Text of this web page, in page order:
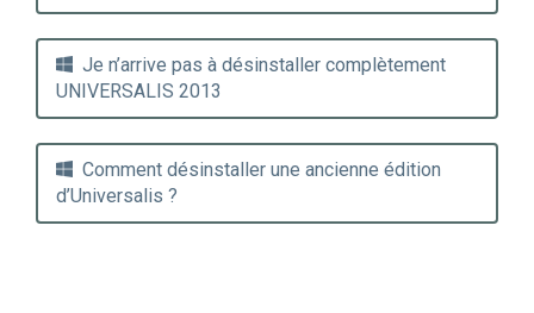
Je n’arrive pas à désinstaller complètement
UNIVERSALIS 2013
Comment désinstaller une ancienne édition
d’Universalis ?